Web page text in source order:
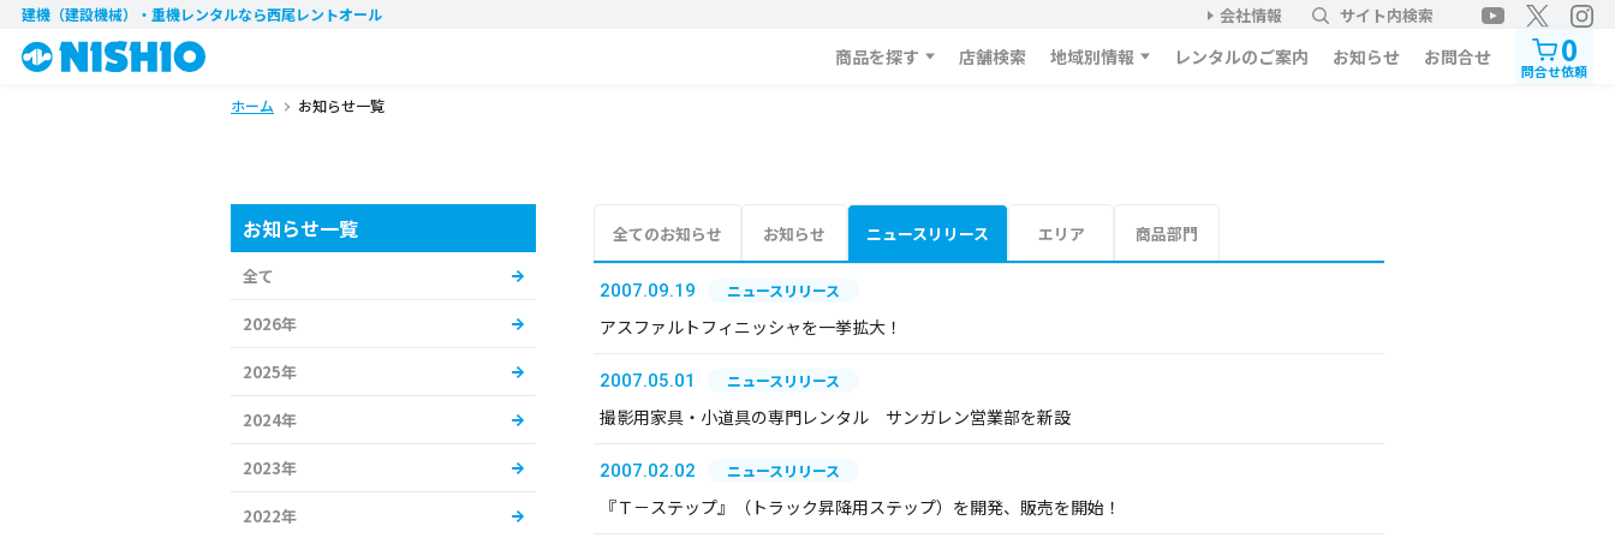
建機（建設機械）・重機レンタルなら西尾レントオール 会社情報 サイト内検索
商品を探す 店舗検索 地域別情報 レンタルのご案内 お知らせ お問合せ 0
問合せ依頼
ホーム お知らせ一覧
全てのお知らせ お知らせ ニュースリリース エリア 商品部門
2007.09.19 ニュースリリース
アスファルトフィニッシャを一挙拡大！
2007.05.01 ニュースリリース
撮影用家具・小道具の専門レンタル サンガレン営業部を新設
2007.02.02 ニュースリリース
『Ｔ－ステップ』（トラック昇降用ステップ）を開発、販売を開始！
お知らせ一覧
全て
2026年
2025年
2024年
2023年
2022年